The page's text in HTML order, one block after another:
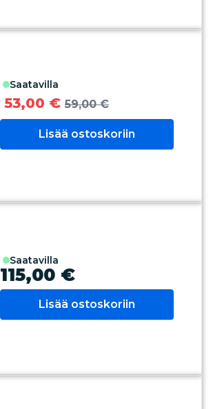
saatavilla
53,00 € 59,00 €
Lisää ostoskoriin
saatavilla
115,00 €
Lisää ostoskoriin